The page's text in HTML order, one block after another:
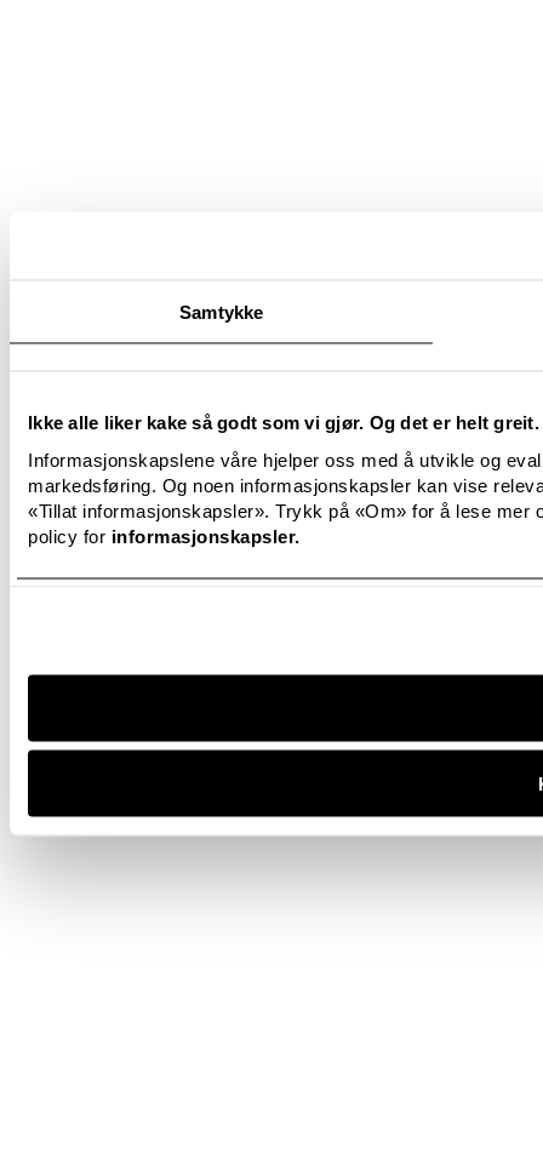
Samtykke
Ikke alle liker kake så godt som vi gjør. Og det er helt greit.
Informasjonskapslene våre hjelper oss med å utvikle og
markedsføring. Og noen informasjonskapsler kan vise
«Tillat informasjonskapsler». Trykk på «Om» for å lese
policy for informasjonskapsler.